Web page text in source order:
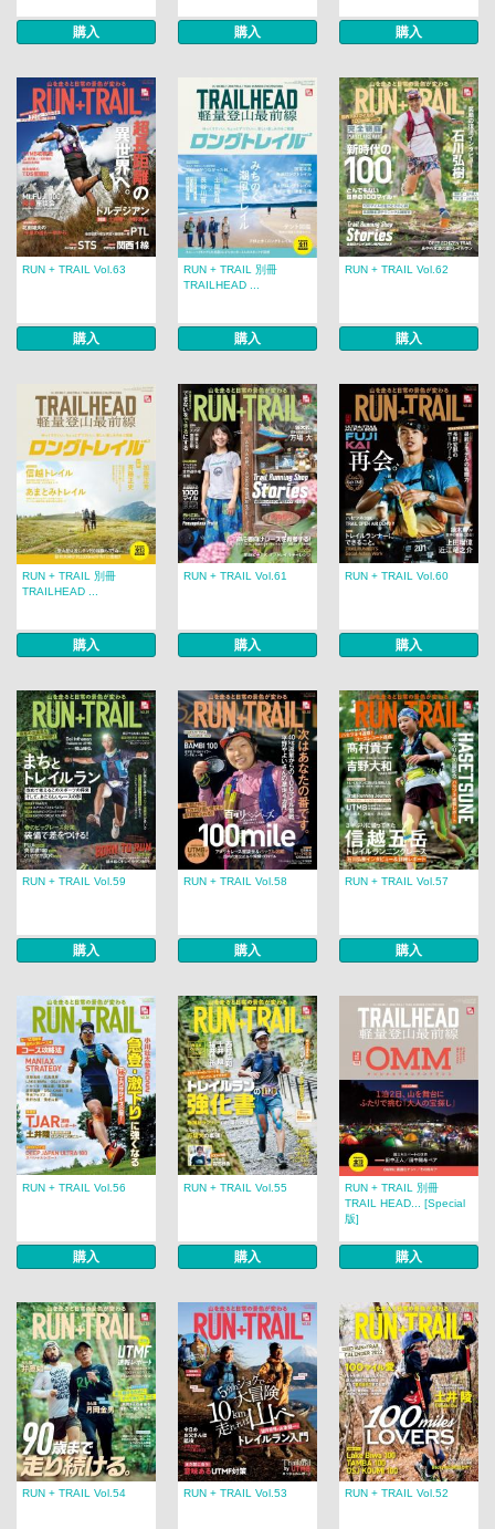
購入 購入 購入
RUN + TRAIL Vol.63
購入
RUN + TRAIL 別冊
TRAILHEAD ...
購入
RUN + TRAIL Vol.62
購入
RUN + TRAIL 別冊
TRAILHEAD ...
購入
RUN + TRAIL Vol.61
購入
RUN + TRAIL Vol.60
購入
RUN + TRAIL Vol.59
購入
RUN + TRAIL Vol.58
購入
RUN + TRAIL Vol.57
購入
RUN + TRAIL Vol.56
購入
RUN + TRAIL Vol.55
購入
RUN + TRAIL 別冊
TRAIL HEAD... [Special
版]
購入
RUN + TRAIL Vol.54 RUN + TRAIL Vol.53 RUN + TRAIL Vol.52